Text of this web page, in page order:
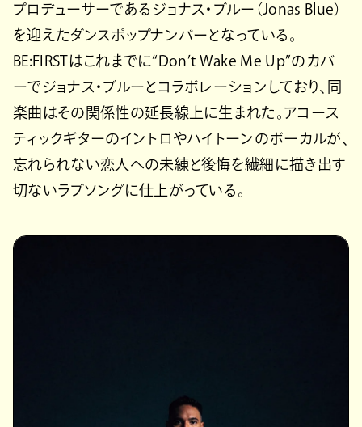
プロデューサーであるジョナス・ブルー（Jonas Blue）
を迎えたダンスポップナンバーとなっている。
BE:FIRSTはこれまでに“Don’t Wake Me Up”のカバ
ーでジョナス・ブルーとコラボレーションしており、同
楽曲はその関係性の延長線上に生まれた。アコース
ティックギターのイントロやハイトーンのボーカルが、
忘れられない恋人への未練と後悔を繊細に描き出す
切ないラブソングに仕上がっている。